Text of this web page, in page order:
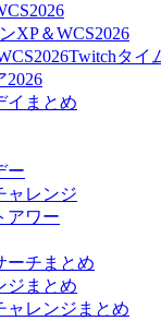
XP＆WCS2026
タイ
2026
イまとめ
ー
ャレンジ
アワー
ーチまとめ
ジまとめ
ャレンジまとめ